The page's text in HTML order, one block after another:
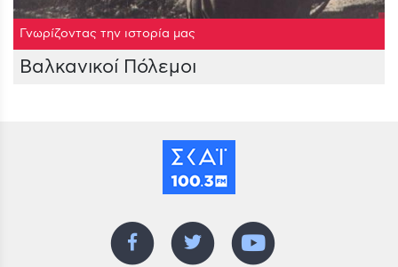
Γνωρίζοντας την ιστορία μας
Βαλκανικοί Πόλεμοι